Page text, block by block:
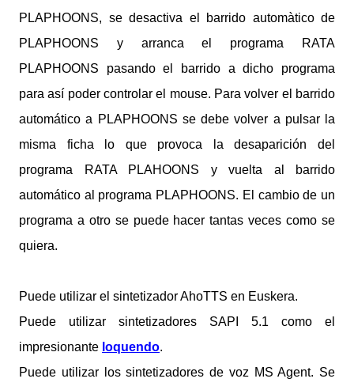
PLAPHOONS, se desactiva el barrido automàtico de
PLAPHOONS y arranca el programa RATA
PLAPHOONS pasando el barrido a dicho programa
para así poder controlar el mouse. Para volver el barrido
automático a PLAPHOONS se debe volver a pulsar la
misma ficha lo que provoca la desaparición del
programa RATA PLAHOONS y vuelta al barrido
automático al programa PLAPHOONS. El cambio de un
programa a otro se puede hacer tantas veces como se
quiera.
Puede utilizar el sintetizador AhoTTS en Euskera.
Puede utilizar sintetizadores SAPI 5.1 como el
impresionante loquendo.
Puede utilizar los sintetizadores de voz MS Agent. Se